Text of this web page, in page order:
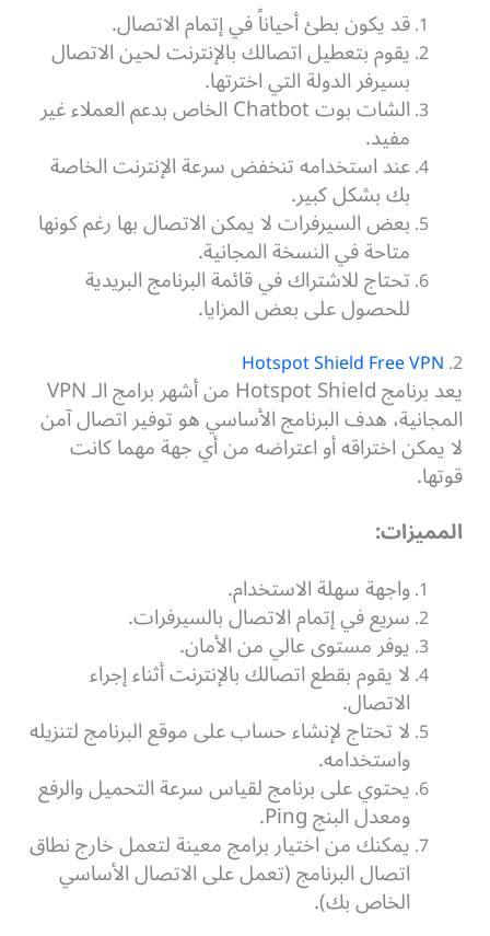
قد يكون بطئ أحياناً في إتمام الاتصال.
يقوم بتعطيل اتصالك بالإنترنت لحين الاتصال
بسيرفر الدولة التي اخترتها.
الشات بوت Chatbot الخاص بدعم العملاء غير
مفيد.
عند استخدامه تنخفض سرعة الإنترنت الخاصة
بك بشكل كبير.
بعض السيرفرات لا يمكن الاتصال بها رغم كونها
متاحة في النسخة المجانية.
تحتاج للاشتراك في قائمة البرنامج البريدية
للحصول على بعض المزايا.
2.
Hotspot Shield Free VPN
يعد برنامج Hotspot Shield من أشهر برامج الـ VPN
المجانية، هدف البرنامج الأساسي هو توفير اتصال آمن
لا يمكن اختراقه أو اعتراضه من أي جهة مهما كانت
قوتها.
المميزات:
واجهة سهلة الاستخدام.
سريع في إتمام الاتصال بالسيرفرات.
يوفر مستوى عالي من الأمان.
لا يقوم بقطع اتصالك بالإنترنت أثناء إجراء
الاتصال.
لا تحتاج لإنشاء حساب على موقع البرنامج لتنزيله
واستخدامه.
يحتوي على برنامج لقياس سرعة التحميل والرفع
ومعدل البنج Ping.
يمكنك من اختيار برامج معينة لتعمل خارج نطاق
اتصال البرنامج (تعمل على الاتصال الأساسي
الخاص بك).